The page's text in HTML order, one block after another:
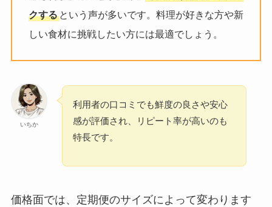
クするという声が多いです。料理が好きな方や新
しい食材に挑戦したい方には最適でしょう。
いちか
利用者の口コミでも鮮度の良さや安心
感が評価され、リピート率が高いのも
特長です。
価格面では、定期便のサイズによって変わります